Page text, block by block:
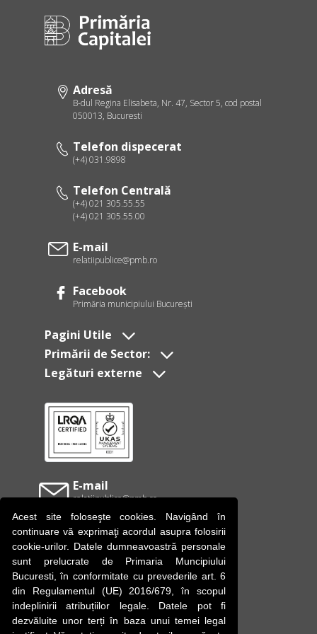
Acest site foloseşte cookies. Navigând în
continuare vă exprimaţi acordul asupra folosirii
cookie-urilor. Datele dumneavoastră personale
sunt prelucrate de Primaria Muncipiului
Bucuresti, în conformitate cu prevederile art. 6
din Regulamentul (UE) 2016/679, în scopul
indeplinirii atribuțiilor legale. Datele pot fi
dezvăluite unor terți în baza unui temei legal
Adresă
B-dul Regina Elisabeta, Nr. 47, Sector 5, cod postal
050013, Bucuresti
Telefon dispecerat
(+4) 031.9898
Telefon Centrală
(+4) 021 305.55.55
(+4) 021 305.55.00
E-mail
relatiipublice@pmb.ro
Facebook
Primăria municipiului Bucureşti
Pagini Utile
Primării de Sector:
Legături externe
E-mail
relatiipublice@pmb.ro
Facebook
Primăria Municipiului Bucureşti
YouTube
Primăria Municipiului Bucureşti
Instagram
Primăria Municipiului Bucureşti